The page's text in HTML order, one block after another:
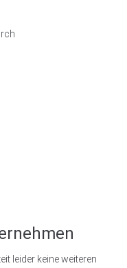
leider keine weiteren